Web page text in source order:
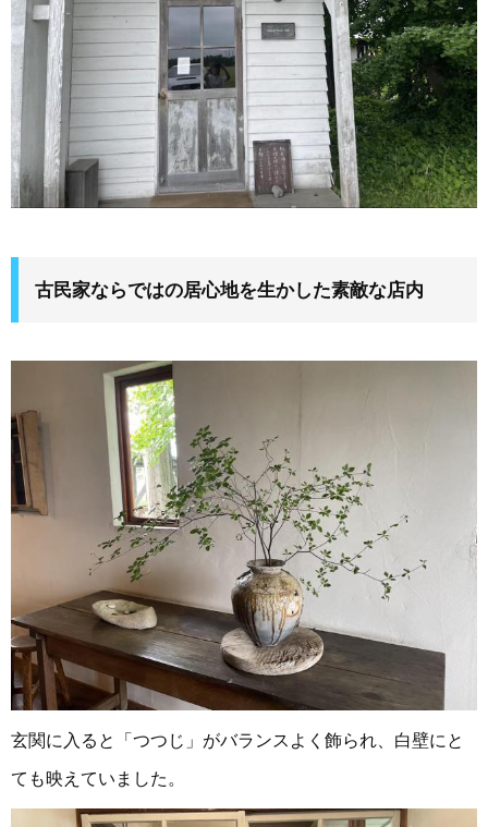
古民家ならではの居心地を生かした素敵な店内
玄関に入ると「つつじ」がバランスよく飾られ、白壁にと
ても映えていました。